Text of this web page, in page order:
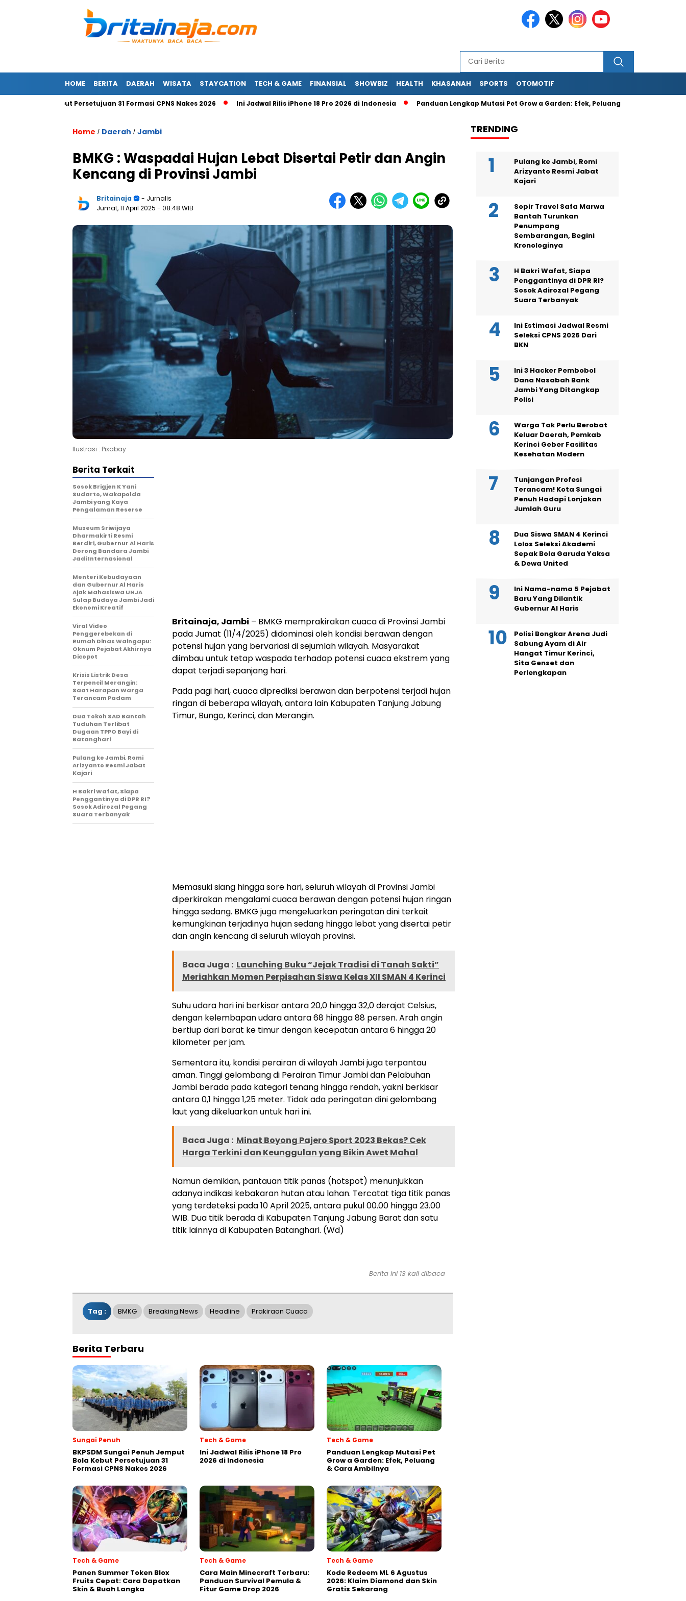
HOME BERITA DAERAH WISATA STAYCATION TECH & GAME FINANSIAL SHOWBIZ HEALTH KHASANAH SPORTS OTOMOTIF
Bola Kebut Persetujuan 31 Formasi CPNS Nakes 2026 Ini Jadwal Rilis iPhone 18 Pro 2026 di Indonesia Panduan Lengkap Mutasi Pet Grow a Garden: Efek, Peluang & Cara Ambilnya
Home / Daerah / Jambi
BMKG : Waspadai Hujan Lebat Disertai Petir dan Angin
Kencang di Provinsi Jambi
Britainaja
- Jurnalis
Jumat, 11 April 2025 - 08:48 WIB
Ilustrasi : Pixabay
Britainaja, Jambi – BMKG memprakirakan cuaca di Provinsi Jambi
pada Jumat (11/4/2025) didominasi oleh kondisi berawan dengan
potensi hujan yang bervariasi di sejumlah wilayah. Masyarakat
diimbau untuk tetap waspada terhadap potensi cuaca ekstrem yang
dapat terjadi sepanjang hari.
Pada pagi hari, cuaca diprediksi berawan dan berpotensi terjadi hujan
ringan di beberapa wilayah, antara lain Kabupaten Tanjung Jabung
Timur, Bungo, Kerinci, dan Merangin.
Memasuki siang hingga sore hari, seluruh wilayah di Provinsi Jambi
diperkirakan mengalami cuaca berawan dengan potensi hujan ringan
hingga sedang. BMKG juga mengeluarkan peringatan dini terkait
kemungkinan terjadinya hujan sedang hingga lebat yang disertai petir
dan angin kencang di seluruh wilayah provinsi.
Baca Juga : Launching Buku “Jejak Tradisi di Tanah Sakti”
Meriahkan Momen Perpisahan Siswa Kelas XII SMAN 4 Kerinci
Suhu udara hari ini berkisar antara 20,0 hingga 32,0 derajat Celsius,
dengan kelembapan udara antara 68 hingga 88 persen. Arah angin
bertiup dari barat ke timur dengan kecepatan antara 6 hingga 20
kilometer per jam.
Sementara itu, kondisi perairan di wilayah Jambi juga terpantau
aman. Tinggi gelombang di Perairan Timur Jambi dan Pelabuhan
Jambi berada pada kategori tenang hingga rendah, yakni berkisar
antara 0,1 hingga 1,25 meter. Tidak ada peringatan dini gelombang
laut yang dikeluarkan untuk hari ini.
Baca Juga : Minat Boyong Pajero Sport 2023 Bekas? Cek
Harga Terkini dan Keunggulan yang Bikin Awet Mahal
Namun demikian, pantauan titik panas (hotspot) menunjukkan
adanya indikasi kebakaran hutan atau lahan. Tercatat tiga titik panas
yang terdeteksi pada 10 April 2025, antara pukul 00.00 hingga 23.00
WIB. Dua titik berada di Kabupaten Tanjung Jabung Barat dan satu
titik lainnya di Kabupaten Batanghari. (Wd)
Berita Terkait
Sosok Brigjen K Yani
Sudarto, Wakapolda
Jambi yang Kaya
Pengalaman Reserse
Museum Sriwijaya
Dharmakirti Resmi
Berdiri, Gubernur Al Haris
Dorong Bandara Jambi
Jadi Internasional
Menteri Kebudayaan
dan Gubernur Al Haris
Ajak Mahasiswa UNJA
Sulap Budaya Jambi Jadi
Ekonomi Kreatif
Viral Video
Penggerebekan di
Rumah Dinas Waingapu:
Oknum Pejabat Akhirnya
Dicopot
Krisis Listrik Desa
Terpencil Merangin:
Saat Harapan Warga
Terancam Padam
Dua Tokoh SAD Bantah
Tuduhan Terlibat
Dugaan TPPO Bayi di
Batanghari
Pulang ke Jambi, Romi
Arizyanto Resmi Jabat
Kajari
H Bakri Wafat, Siapa
Penggantinya di DPR RI?
Sosok Adirozal Pegang
Suara Terbanyak
Berita ini 13 kali dibaca
Tag : BMKG Breaking News Headline Prakiraan Cuaca
Berita Terbaru
Sungai Penuh
BKPSDM Sungai Penuh Jemput
Bola Kebut Persetujuan 31
Formasi CPNS Nakes 2026
Tech & Game
Ini Jadwal Rilis iPhone 18 Pro
2026 di Indonesia
Tech & Game
Panduan Lengkap Mutasi Pet
Grow a Garden: Efek, Peluang
& Cara Ambilnya
Tech & Game
Panen Summer Token Blox
Fruits Cepat: Cara Dapatkan
Skin & Buah Langka
Tech & Game
Cara Main Minecraft Terbaru:
Panduan Survival Pemula &
Fitur Game Drop 2026
Tech & Game
Kode Redeem ML 6 Agustus
2026: Klaim Diamond dan Skin
Gratis Sekarang
TRENDING
Pulang ke Jambi, Romi
Arizyanto Resmi Jabat
Kajari
Sopir Travel Safa Marwa
Bantah Turunkan
Penumpang
Sembarangan, Begini
Kronologinya
H Bakri Wafat, Siapa
Penggantinya di DPR RI?
Sosok Adirozal Pegang
Suara Terbanyak
Ini Estimasi Jadwal Resmi
Seleksi CPNS 2026 Dari
BKN
Ini 3 Hacker Pembobol
Dana Nasabah Bank
Jambi Yang Ditangkap
Polisi
Warga Tak Perlu Berobat
Keluar Daerah, Pemkab
Kerinci Geber Fasilitas
Kesehatan Modern
Tunjangan Profesi
Terancam! Kota Sungai
Penuh Hadapi Lonjakan
Jumlah Guru
Dua Siswa SMAN 4 Kerinci
Lolos Seleksi Akademi
Sepak Bola Garuda Yaksa
& Dewa United
Ini Nama-nama 5 Pejabat
Baru Yang Dilantik
Gubernur Al Haris
Polisi Bongkar Arena Judi
Sabung Ayam di Air
Hangat Timur Kerinci,
Sita Genset dan
Perlengkapan